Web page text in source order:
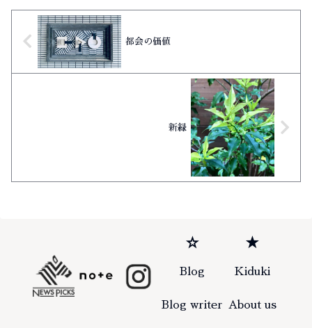
都会の価値
新緑
☆
Blog
Blog writer
★
Kiduki
About us